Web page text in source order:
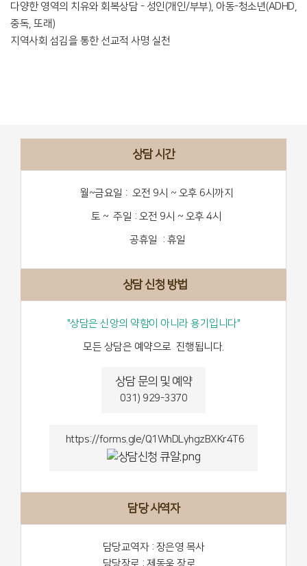
다양한 영역의 치유와 회복상담 - 성인(개인/부부), 아동-청소년(ADHD,
중독, 또래)
지역사회 섬김을 통한 선교적 사명 실천
상담 시간
월~금요일 : 오전 9시 ~ 오후 6시까지
토 ~ 주일 : 오전 9시 ~ 오후 4시
공휴일 : 휴일
상담 신청 방법
"상담은 신앙의 약함이 아니라 용기입니다"
모든 상담은 예약으로 진행됩니다.
상담 문의 및 예약
031) 929-3370
https://forms.gle/Q1WhDLyhgzBXKr4T6
담당 사역자
담당교역자 : 장은영 목사
담당장로 : 제동욱 장로